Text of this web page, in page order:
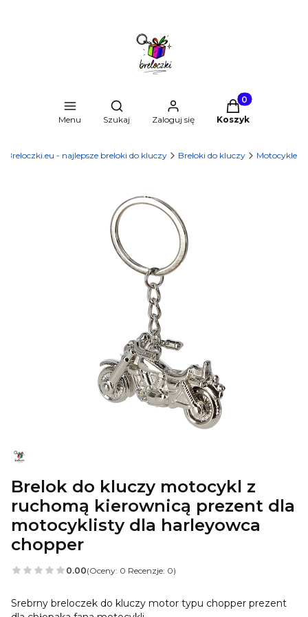
Menu
Otwórz wyszukiwarkę
Szukaj Zaloguj się
Produkty w
Koszyk
Breloczki.eu - najlepsze breloki do kluczy Breloki do kluczy Motocykle
Brelok do kluczy motocykl z
ruchomą kierownicą prezent dla
motocyklisty dla harleyowca
chopper
0.00(Oceny: 0 Recenzje: 0)
Srebrny breloczek do kluczy motor typu chopper prezent